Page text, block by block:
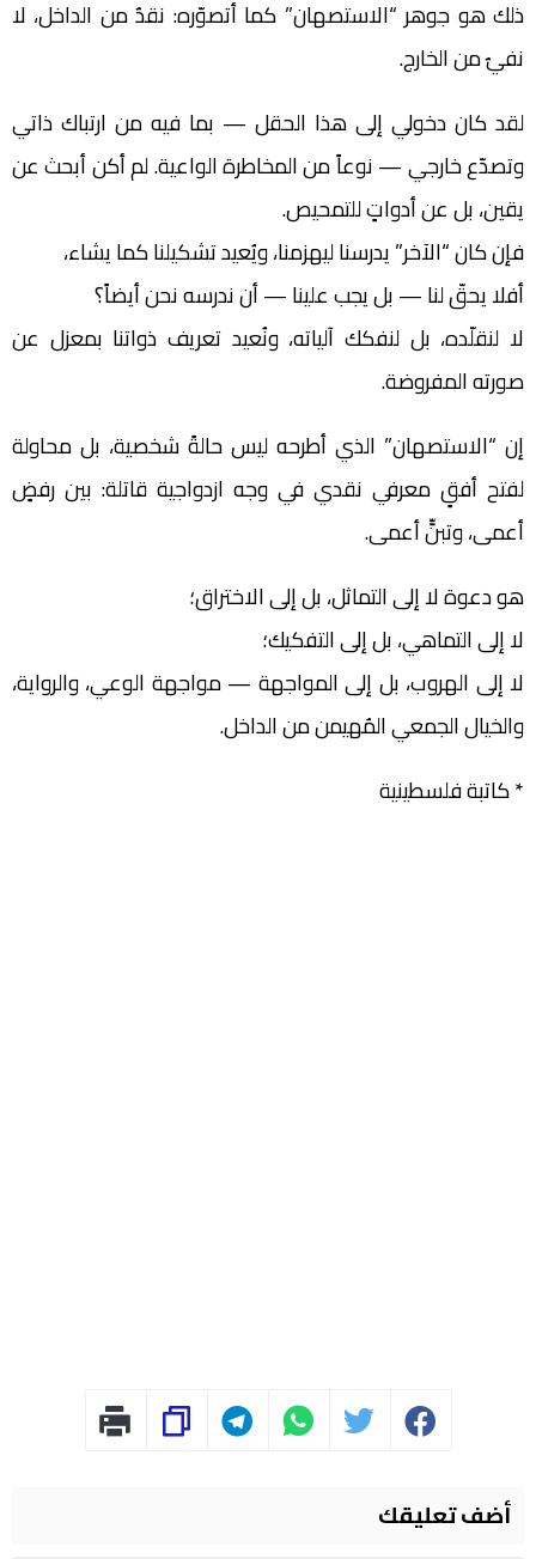
ذلك هو جوهر “الاستصهان” كما أتصوّره: نقدٌ من الداخل، لا
نفيٌ من الخارج.
لقد كان دخولي إلى هذا الحقل — بما فيه من ارتباك ذاتي
وتصدّع خارجي — نوعاً من المخاطرة الواعية. لم أكن أبحث عن
يقين، بل عن أدواتٍ للتمحيص.
فإن كان “الآخر” يدرسنا ليهزمنا، ويُعيد تشكيلنا كما يشاء،
أفلا يحقّ لنا — بل يجب علينا — أن ندرسه نحن أيضاً؟
لا لنقلّده، بل لنفكك آلياته، ونُعيد تعريف ذواتنا بمعزل عن
صورته المفروضة.
إن “الاستصهان” الذي أطرحه ليس حالةً شخصية، بل محاولة
لفتح أفقٍ معرفي نقدي في وجه ازدواجية قاتلة: بين رفضٍ
أعمى، وتبنٍّ أعمى.
هو دعوة لا إلى التماثل، بل إلى الاختراق؛
لا إلى التماهي، بل إلى التفكيك؛
لا إلى الهروب، بل إلى المواجهة — مواجهة الوعي، والرواية،
والخيال الجمعي المُهيمن من الداخل.
* كاتبة فلسطينية
أضف تعليقك